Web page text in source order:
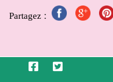
Partagez :